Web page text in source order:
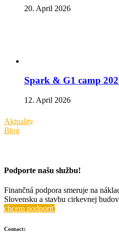
20. April 2026
Spark & G1 camp
12. April 2026
Aktuality
Blog
Podporte našu službu!
Finančná podpora smeruje na
Slovensku a stavbu cirkevnej
chcem podporiť
Contact: